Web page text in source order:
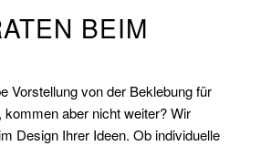
BEIM
Vorstellung von der Beklebung für
kommen aber nicht weiter? Wir
Design Ihrer Ideen. Ob individuelle